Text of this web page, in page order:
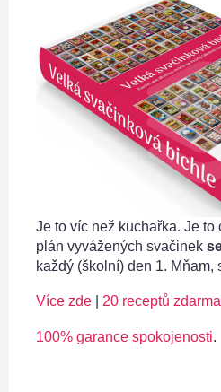
Je to víc než kuchařka. Je
plán vyvážených svačinek
každý (školní) den 1. Mňam,
Více zde 20 receptů zdarma
100% garance spokojenosti.